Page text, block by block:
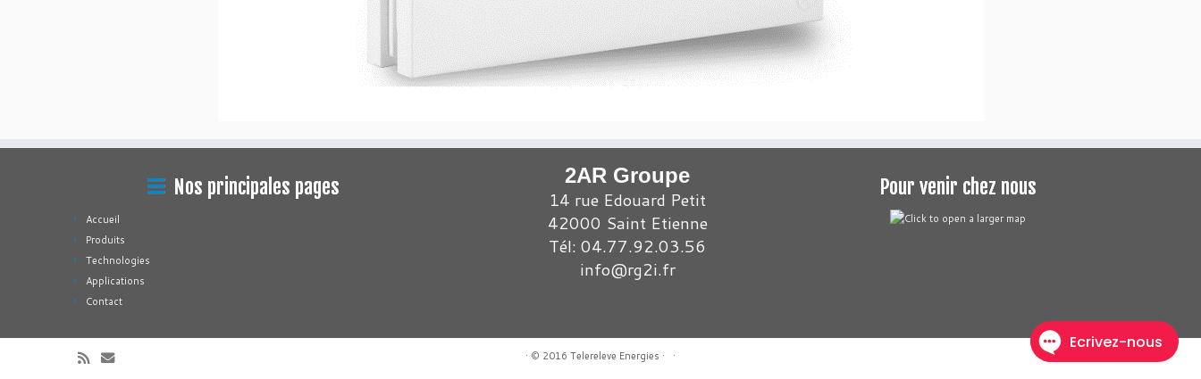
Nos principales pages
Accueil
Produits
Technologies
Applications
Contact
2AR Groupe
14 rue Edouard Petit
42000 Saint Etienne
Tél: 04.77.92.03.56
info@rg2i.fr
Pour venir chez nous
· © 2016 Telereleve Energies · ·